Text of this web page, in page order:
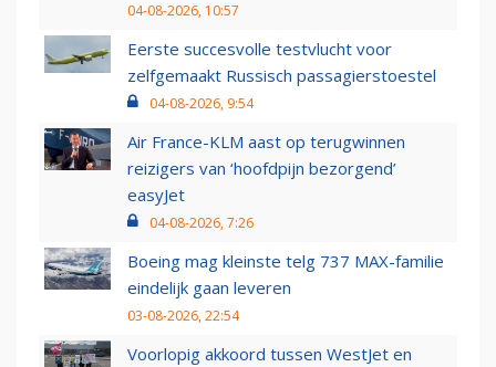
04-08-2026, 10:57
Eerste succesvolle testvlucht voor
zelfgemaakt Russisch passagierstoestel
04-08-2026, 9:54
Air France-KLM aast op terugwinnen
reizigers van ‘hoofdpijn bezorgend’
easyJet
04-08-2026, 7:26
Boeing mag kleinste telg 737 MAX-familie
eindelijk gaan leveren
03-08-2026, 22:54
Voorlopig akkoord tussen WestJet en